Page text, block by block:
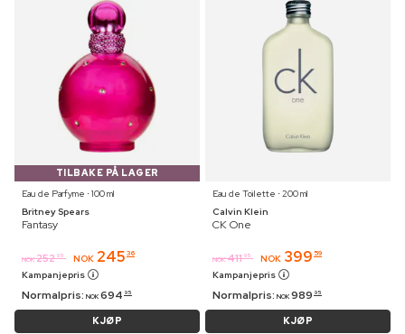
TILBAKE PÅ LAGER
Eau de Parfyme ⋅ 100 ml
Britney Spears
Fantasy
NOK 252 95 NOK 245 36
Kampanjepris
Normalpris: NOK 694 95
KJØP
Eau de Toilette ⋅ 200 ml
Calvin Klein
CK One
NOK 411 95 NOK 399 59
Kampanjepris
Normalpris: NOK 989 95
KJØP